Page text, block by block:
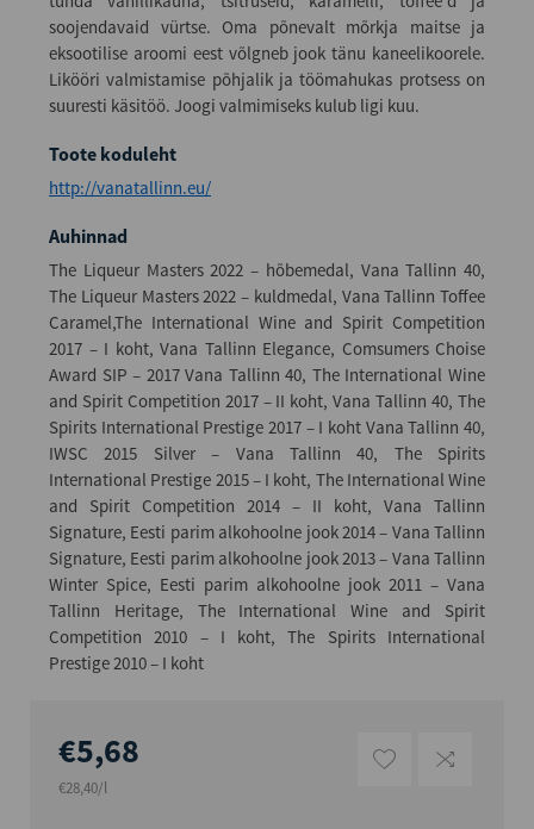
soojendavaid vürtse. Oma põnevalt mõrkja maitse ja
eksootilise aroomi eest võlgneb jook tänu kaneelikoorele.
Likööri valmistamise põhjalik ja töömahukas protsess on
suuresti käsitöö. Joogi valmimiseks kulub ligi kuu.
Toote koduleht
http://vanatallinn.eu/
Auhinnad
The Liqueur Masters 2022 – hõbemedal, Vana Tallinn 40,
The Liqueur Masters 2022 – kuldmedal, Vana Tallinn Toffee
Caramel,The International Wine and Spirit Competition
2017 – I koht, Vana Tallinn Elegance, Comsumers Choise
Award SIP – 2017 Vana Tallinn 40, The International Wine
and Spirit Competition 2017 – II koht, Vana Tallinn 40, The
Spirits International Prestige 2017 – I koht Vana Tallinn 40,
IWSC 2015 Silver – Vana Tallinn 40, The Spirits
International Prestige 2015 – I koht, The International Wine
and Spirit Competition 2014 – II koht, Vana Tallinn
Signature, Eesti parim alkohoolne jook 2014 – Vana Tallinn
Signature, Eesti parim alkohoolne jook 2013 – Vana Tallinn
Winter Spice, Eesti parim alkohoolne jook 2011 – Vana
Tallinn Heritage, The International Wine and Spirit
Competition 2010 – I koht, The Spirits International
Prestige 2010 – I koht
€5,68
€28,40/l